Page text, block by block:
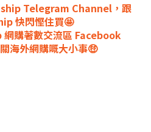
Telegram Channel，跟
快閃慳住買🤩
購著數交流區 Facebook
海外網購嘅大小事🤑